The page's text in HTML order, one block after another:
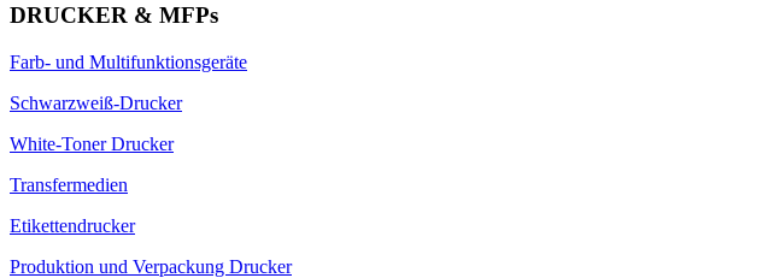
DRUCKER & MFPs
Farb- und Multifunktionsgeräte
Schwarzweiß-Drucker
White-Toner Drucker
Transfermedien
Etikettendrucker
Produktion und Verpackung Drucker